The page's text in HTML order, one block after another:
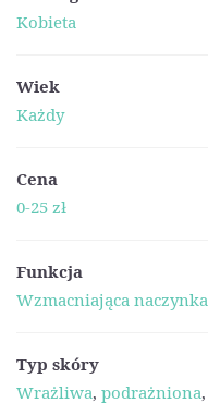
Kobieta
Wiek
Każdy
Cena
0-25 zł
Funkcja
Wzmacniająca naczynka
Typ skóry
Wrażliwa, podrażniona,